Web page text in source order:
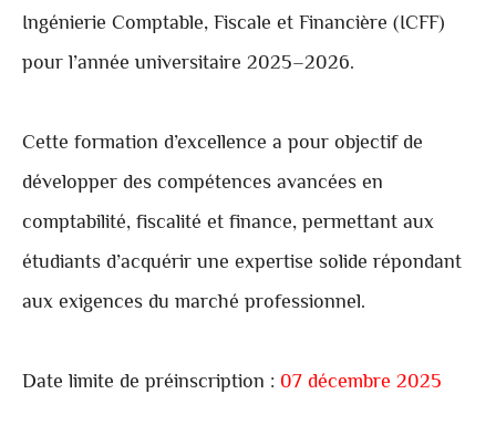
Ingénierie Comptable, Fiscale et Financière (ICFF)
pour l’année universitaire 2025–2026.
Cette formation d’excellence a pour objectif de
développer des compétences avancées en
comptabilité, fiscalité et finance, permettant aux
étudiants d’acquérir une expertise solide répondant
aux exigences du marché professionnel.
Date limite de préinscription : 07 décembre 2025